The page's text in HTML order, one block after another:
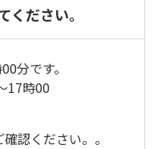
ください。
分です。
17時00
認ください。。